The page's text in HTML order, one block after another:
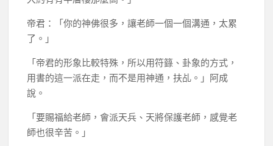
帝君：「你的神佛很多，讓老師一個一個溝通，太累
了。」
「帝君的形象比較特殊，所以用符籙、卦象的方式，
用書的這一派在走，而不是用神通，扶乩。」阿成
說。
「要賜福給老師，會派天兵、天將保護老師，感覺老
師也很辛苦。」